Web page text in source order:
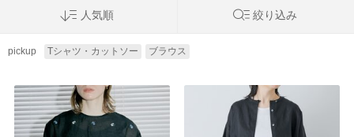
人気順 絞り込み
pickup Tシャツ・カットソー ブラウス